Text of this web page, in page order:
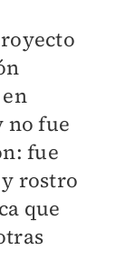
no fue
fue
rostro
que